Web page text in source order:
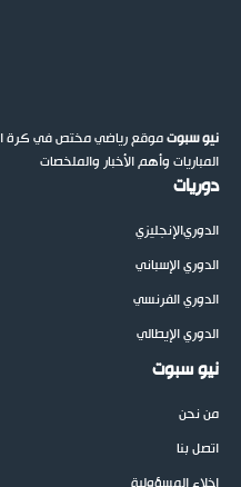
نيو سبوتموقع رياضي مختص في كرة
المباريات وأهم الأخبار والملخصات
دوريات
الدوريالإنجليزي
الدوري الإسباني
الدوري الفرنسي
الدوري الإيطالي
نيو سبوت
من نحن
اتصل بنا